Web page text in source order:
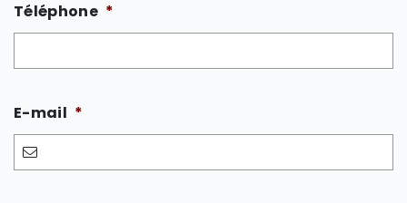
Téléphone *
E-mail *